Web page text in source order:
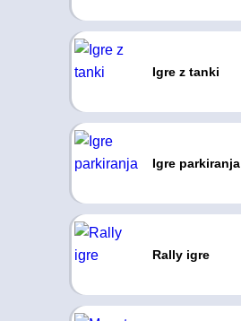
Igre z tanki
Igre parkiranja
Rally igre